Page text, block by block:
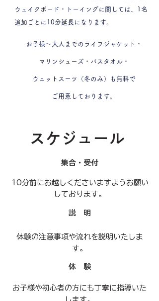
ウェイクボード・トーイングに関しては、1名
追加ごとに10分延長になります。
お子様～大人までのライフジャケット・
マリンシューズ・バスタオル・
ウェットスーツ（冬のみ） も無料で
ご用意しております。
​スケジュール
集合・受付
​10分前にお越しくださいますようお願い
しております。
説 明
​体験の注意事項や流れを説明いたしま
す。
体 験
​お子様や初心者の方にも丁寧に指導いた
します。